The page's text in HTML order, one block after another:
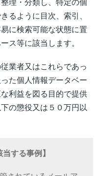
理・分類し、特定の個
るように目次、索引、
に検索可能な状態に置
ス等に該当します。
業者又はこれらであっ
た個人情報データベー
利益を図る目的で提供
の懲役又は５０万円以
する事例】